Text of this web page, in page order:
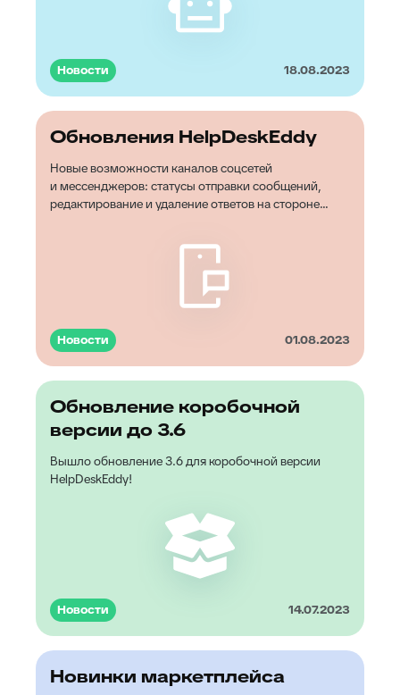
Новости 18.08.2023
Обновления HelpDeskEddy
Новые возможности каналов соцсетей
и мессенджеров: статусы отправки сообщений,
редактирование и удаление ответов на стороне
Новости 01.08.2023
Обновление коробочной
версии до 3.6
Вышло обновление 3.6 для коробочной версии
HelpDeskEddy!
Новости 14.07.2023
Новинки маркетплейса